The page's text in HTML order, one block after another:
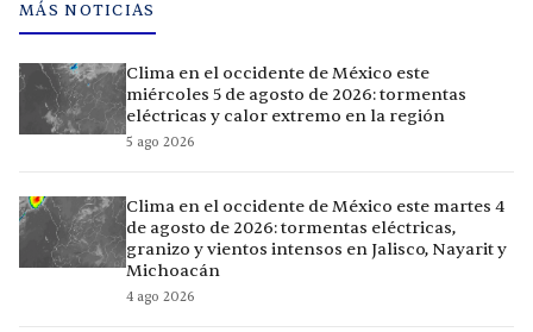
MÁS NOTICIAS
Clima en el occidente de México este
miércoles 5 de agosto de 2026: tormentas
eléctricas y calor extremo en la región
5 ago 2026
Clima en el occidente de México este martes 4
de agosto de 2026: tormentas eléctricas,
granizo y vientos intensos en Jalisco, Nayarit y
Michoacán
4 ago 2026